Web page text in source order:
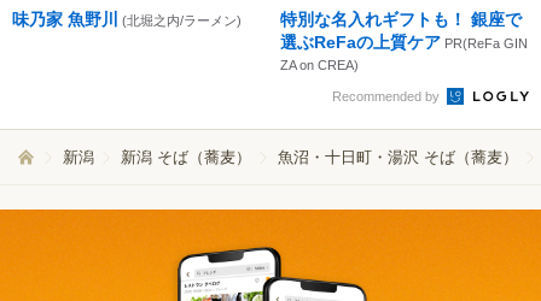
味乃家 魚野川 (北堀之内/ラーメン)
特別な名入れギフトも！ 銀座で
選ぶReFaの上質ケア PR(ReFa GIN
ZA on CREA)
Recommended by
新潟 新潟 そば（蕎麦） 魚沼・十日町・湯沢 そば（蕎麦）